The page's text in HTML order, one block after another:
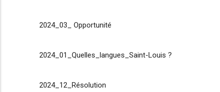
2024_03_ Opportunité
2024_01_Quelles_langues_Saint-Louis ?
2024_12_Résolution